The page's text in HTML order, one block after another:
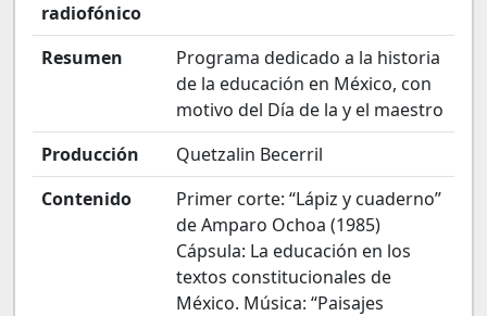
radiofónico
Resumen
Programa dedicado a la historia
de la educación en México, con
motivo del Día de la y el maestro
Producción
Quetzalin Becerril
Contenido
Primer corte: “Lápiz y cuaderno”
de Amparo Ochoa (1985)
Cápsula: La educación en los
textos constitucionales de
México. Música: “Paisajes